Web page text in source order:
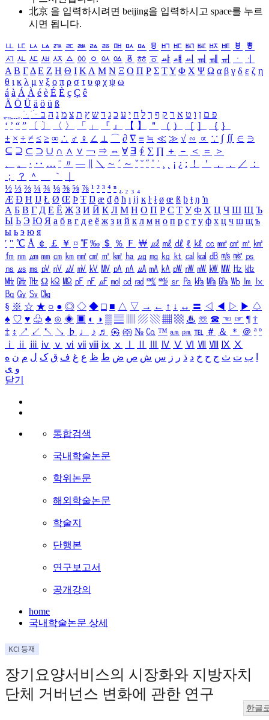
北京 을 입력하시려면 beijing을 입력하시고 space를 누르
시면 됩니다.
ㅥ ㅦ ㅧ ㅨ ㅩ ㅪ ㅫ ㅬ ㅭ ㅮ ㅯ ㅰ ㅱ ㅲ ㅳ ㅴ ㅵ ㅶ ㅷ ㅸ
ㅹ
ㅺ ㅻ ㅼ ㅽ ㅾ ㅿ ㆀ ㆁ ㆂ ㆃ ㆄ ㆅ ㆆ ㆇ ㆈ ㆉ ㆊ ㆋ ㆌ ㆍ
ㆎ
Α Β ΓΔ Ε Ζ Η Θ Ι ΚΛ Μ Ν Ξ Ο Π Ρ Σ ΤΥ Φ Χ Ψ Ω α β γ δ ε ζ η
θ ι κ λ μ ν ξ ο π ρ σ τ υ φ χ ψ ω
á à Á À é è É È ç Ç ê
Ä Ö Ü ä ö ü ß
ִֶֹ ֻּ ׁׂ פ ם ן ו ט א ר ק ף ך ל ח י ע כ ג ד ש ץ ת צ מ נ ה ב
‘ ’ “ ” 〔 〕 〈 〉 「 」 『 』 【 】 ＂ （ ） ［ ］ ｛ ｝
± × ÷ ≠ ≤ ≥ ∞ ∴ ♂ ♀ ∠ ⊥ ⌒ ∂ ∇ ≡ ≒ ≪ ≫ √ ∽ ∝ ∵ ∫ ∬ ∈ ∋
⊆ ⊇ ⊂ ⊃ ∪ ∩ ∧ ∨ ￢ ⇒ ⇔ ∀ ∃ ∮ ∑ ∏ ＋ － ＜ ＝
＞
、
。 · ‥ … ¨ 〃 ― ＼ ∼ ´ ～ ˇ ˘ ˝ ˚ ˙ ¸ ¡ ¿ ː ！ ＇ ， ． ／
：
；
？ ＾ ｀
½ ⅓ ⅔ ¼ ¾ ⅛ ⅜ ⅝ ⅞ ¹ ² ³ ⁴ ⁿ ₁ ₂ ₃ ₄
Æ Ð Ħ Ĳ Ł Ø Œ Þ Ŧ Ŋ æ đ ð ħ ı ĳ ĸ ŀ ł ø œ ß þ ŧ ŋ ŉ
А Б В Г Д Е Ё Ж З И Й К Л М Н О П Р С Т У Ф Х Ц Ч Ш Щ Ъ
Ы Ь Э Ю Я а б в г д е ё ж з и й к л м н о п р с т у ф х ц ч ш щ ъ
ы ь э ю я
′ ″ ℃ Å ￠ ￡ ￥ ¤ ℉ ‰ ＄ ％ Ｆ ￦ ㎕ ㎖ ㎗ ℓ ㎘ ㏄ ㎣ ㎤ ㎥ ㎦
㎙ ㎚ ㎛ ㎜ ㎝ ㎞ ㎟ ㎠ ㎡ ㎢ ㏊ ㎍ ㎎ ㎏ ㏏ ㎈ ㎉ ㏈ ㎧ ㎨ ㎰
㎱ ㎲ ㎳ ㎴ ㎵ ㎶ ㎷ ㎸ ㎹ ㎀ ㎁ ㎂ ㎃ ㎄ ㎺ ㎻ ㎽ ㎾ ㎿ ㎐ ㎑
㎒ ㎓ ㎔ Ω ㏀ ㏁ ㎊ ㎋ ㎌ ㏖ ㏅ ㎭ ㎮ ㎯ ㏛ ㎩ ㎪ ㎫ ㎬ ㏝ ㏐
㏓
㏃ ㏉ ㏜ ㏆
§ ※ ☆ ★ ○ ● ◎ ◇ ◆ □ ■ △ ▽ → ← ↑ ↓ ↔ 〓 ◁ ◀ ▷ ▶ ♤
♠ ♡ ♥ ♧ ♣ ⊙ ◈ ▣ ◐ ◑ ▒ ▤ ▨ ▧ ▦ ▩ ♨ ☏ ☎ ☜ ☞ ¶ †
‡ ↕ ↗ ↙ ↖ ↘ ♭ ♩ ♪ ♬ ㉿ ㈜ № ㏇ ™ ㏂ ㏘ ℡ ＃ ＆ ＊ ＠ ª º
ⅰ
ⅱ ⅲ ⅳ ⅴ ⅵ ⅶ ⅷ ⅸ ⅹ Ⅳ Ⅴ Ⅵ Ⅶ Ⅷ Ⅸ Ⅹ
ب ت ث ج ح خ د ذ ر ز س ش ص ض ط ظ ع غ ف ق ک ل م ن ه
و ی
닫기
통합검색
국내학술논문
학위논문
해외학술논문
학술지
단행본
연구보고서
공개강의
home
국내학술논문 상세
장기요양서비스의 시장화와 지방자치
단체 거버넌스 변화에 관한 연구
한글